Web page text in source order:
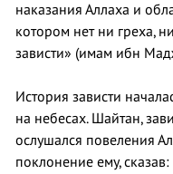
наказания Аллаха и
котором нет ни греха,
зависти» (имам ибн
История зависти
на небесах. Шайтан,
ослушался повеления
поклонение ему,